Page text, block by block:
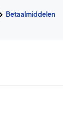
Betaalmiddelen